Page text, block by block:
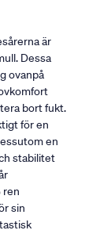
är
Dessa
ovanpå
bort fukt.
för en
en
stabilitet
ren
sin